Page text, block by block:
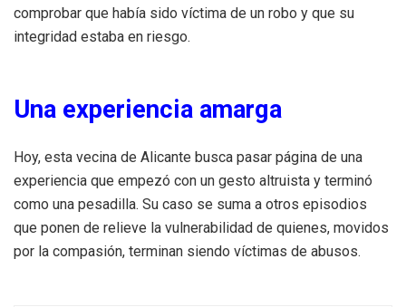
comprobar que había sido víctima de un robo y que su
integridad estaba en riesgo.
Una experiencia amarga
Hoy, esta vecina de Alicante busca pasar página de una
experiencia que empezó con un gesto altruista y terminó
como una pesadilla. Su caso se suma a otros episodios
que ponen de relieve la vulnerabilidad de quienes, movidos
por la compasión, terminan siendo víctimas de abusos.